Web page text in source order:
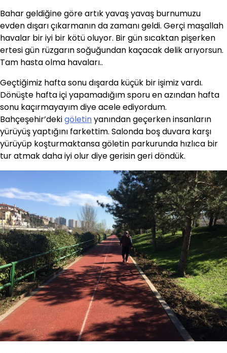
Bahar geldiğine göre artık yavaş yavaş burnumuzu
evden dışarı çıkarmanın da zamanı geldi. Gerçi maşallah
havalar bir iyi bir kötü oluyor. Bir gün sıcaktan pişerken
ertesi gün rüzgarın soğuğundan kaçacak delik arıyorsun.
Tam hasta olma havaları..
Geçtiğimiz hafta sonu dışarda küçük bir işimiz vardı.
Dönüşte hafta içi yapamadığım sporu en azından hafta
sonu kaçırmayayım diye acele ediyordum.
Bahçeşehir’dekigöletinyanından geçerken insanların
yürüyüş yaptığını farkettim. Salonda boş duvara karşı
yürüyüp koşturmaktansa göletin parkurunda hızlıca bir
tur atmak daha iyi olur diye gerisin geri döndük.